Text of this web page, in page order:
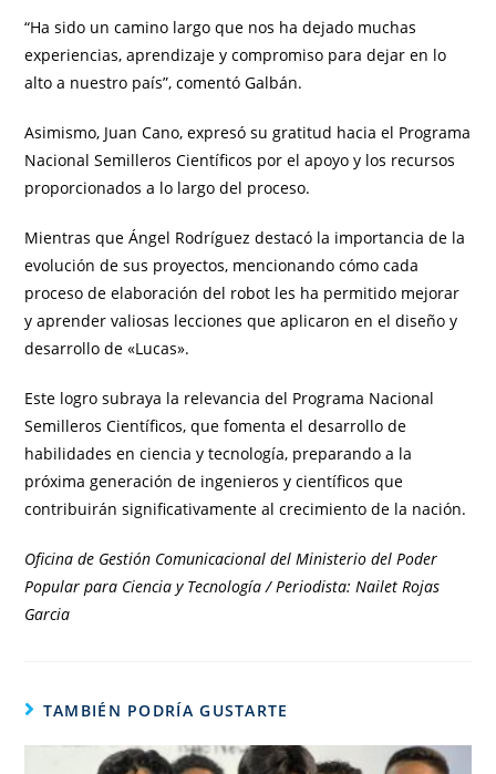
“Ha sido un camino largo que nos ha dejado muchas
experiencias, aprendizaje y compromiso para dejar en lo
alto a nuestro país”, comentó Galbán.
Asimismo, Juan Cano, expresó su gratitud hacia el Programa
Nacional Semilleros Científicos por el apoyo y los recursos
proporcionados a lo largo del proceso.
Mientras que Ángel Rodríguez destacó la importancia de la
evolución de sus proyectos, mencionando cómo cada
proceso de elaboración del robot les ha permitido mejorar
y aprender valiosas lecciones que aplicaron en el diseño y
desarrollo de «Lucas».
Este logro subraya la relevancia del Programa Nacional
Semilleros Científicos, que fomenta el desarrollo de
habilidades en ciencia y tecnología, preparando a la
próxima generación de ingenieros y científicos que
contribuirán significativamente al crecimiento de la nación.
Oficina de Gestión Comunicacional del Ministerio del Poder
Popular para Ciencia y Tecnología / Periodista: Nailet Rojas
Garcia
TAMBIÉN PODRÍA GUSTARTE